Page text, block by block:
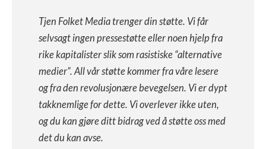
Tjen Folket Media trenger din støtte. Vi får
selvsagt ingen pressestøtte eller noen hjelp fra
rike kapitalister slik som rasistiske “alternative
medier”. All vår støtte kommer fra våre lesere
og fra den revolusjonære bevegelsen. Vi er dypt
takknemlige for dette. Vi overlever ikke uten,
og du kan gjøre ditt bidrag ved å støtte oss med
det du kan avse.